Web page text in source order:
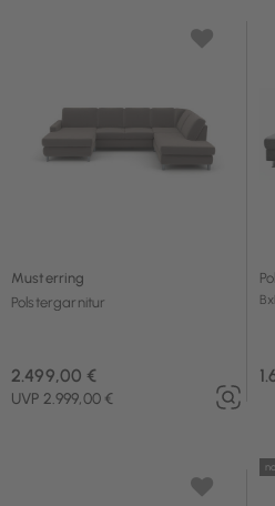
Musterring
Polstergarnitur
2.499,00 €
UVP 2.999,00 €